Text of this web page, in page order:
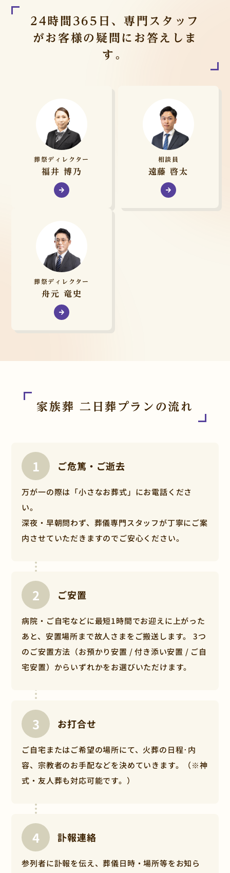
「小さなお葬式」では、全てのプランにおいて
お葬式に必要な物品・サービス（火葬料金別）
を含んでいるため、多くの場合、セットプラン
さまがオプションサービスをご希望されるな
ど、以下に該当する場合は追加費用がかかるこ
火葬場の空き状況等により、各プラン規定の安置
日数を超えてしまう場合
火葬場の空き状況や、ご希望される葬儀・火葬の
日程により、プランで規定する安置日数を超えて
しまう場合、
【各プランの規定日数】お別れ葬プラン：2日間、
火葬式・一日葬プラン：3日間、家族葬・小さな一
火葬場スタッフの人件費がかかる場合がございま
す。
※地域性等により要否や金額が異なりますので契
約締結までに金額をお知らせします。
家族葬・小さな一般葬プランは通夜後に1日分がプ
ラン内に含まれていますが、規定の日数を超える
場合や、一日葬・火葬式プランで付き添い安置を
ご希望される場合は、1日当たり66,000円（税
24時間365日、専門スタッフ
がお客様の疑問にお答えしま
す。
葬祭ディレクター
福井 博乃
相談員
遠藤 啓太
葬祭ディレクター
舟元 竜史
家族葬 二日葬プランの流れ
ご危篤・ご逝去
万が一の際は「小さなお葬式」にお電話くださ
い。
深夜・早朝問わず、葬儀専門スタッフが丁寧にご案
内させていただきますのでご安心ください。
ご安置
病院・ご自宅などに最短1時間でお迎えに上がった
あと、安置場所まで故人さまをご搬送します。 3つ
のご安置方法（お預かり安置 / 付き添い安置 / ご自
宅安置）からいずれかをお選びいただけます。
お打合せ
ご自宅またはご希望の場所にて、火葬の日程･内
容、宗教者のお手配などを決めていきます。（※神
式・友人葬も対応可能です。）
訃報連絡
参列者に訃報を伝え、葬儀日時・場所等をお知ら